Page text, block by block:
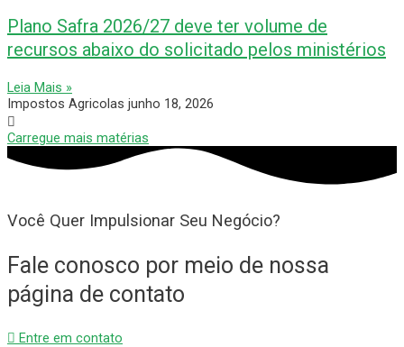
Plano Safra 2026/27 deve ter volume de
recursos abaixo do solicitado pelos ministérios
Leia Mais »
Impostos Agricolas junho 18, 2026
Carregue mais matérias
Você Quer Impulsionar Seu Negócio?
Fale conosco por meio de nossa
página de contato
Entre em contato